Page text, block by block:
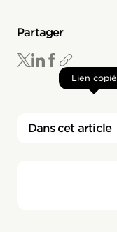
Partager
Lien copié
Dans cet article